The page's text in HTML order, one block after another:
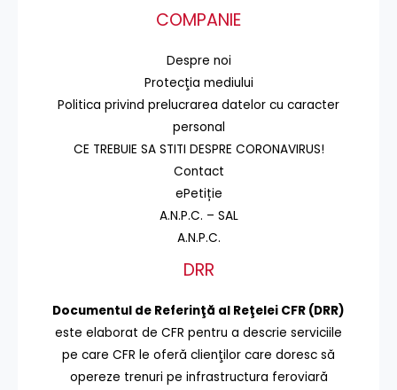
COMPANIE
Despre noi
Protecţia mediului
Politica privind prelucrarea datelor cu caracter
personal
CE TREBUIE SA STITI DESPRE CORONAVIRUS!
Contact
ePetiție
A.N.P.C. – SAL
A.N.P.C.
DRR
Documentul de Referinţă al Reţelei CFR (DRR)
este elaborat de CFR pentru a descrie serviciile
pe care CFR le oferă clienţilor care doresc să
opereze trenuri pe infrastructura feroviară